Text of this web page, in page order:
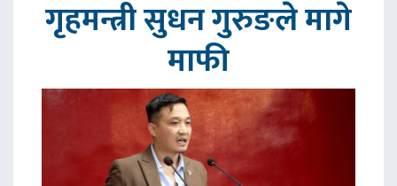
गृहमन्त्री सुधन गुरुङले मागे
माफी